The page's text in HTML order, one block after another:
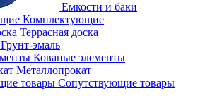
Емкости и баки
Комплектующие
Террасная доска
Грунт-эмаль
Кованые элементы
Металлопрокат
Сопутствующие товары